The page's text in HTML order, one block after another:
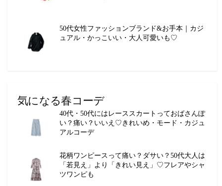
50代女性ファッションブランド&お手本｜カジ
ュアル・かっこいい・大人可愛いも♡
気になる春コーデ
40代・50代にはレーススカートっておばさんぽ
い？痛い？いいえ♡きれいめ・モード・カジュ
アルコーデ
花柄ワンピースって痛い？ダサい？50代大人は
「若見え」より「きれい見え」♡フレアやシャ
ツワンピも